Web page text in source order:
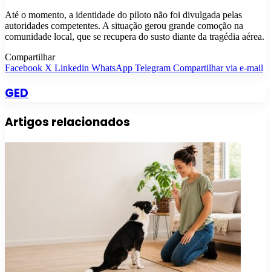
Até o momento, a identidade do piloto não foi divulgada pelas
autoridades competentes. A situação gerou grande comoção na
comunidade local, que se recupera do susto diante da tragédia aérea.
Compartilhar
Facebook X Linkedin WhatsApp Telegram Compartilhar via e-mail
GED
Artigos relacionados